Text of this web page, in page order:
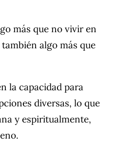
más que no vivir en
algo más que
la capacidad para
diversas, lo que
y espiritualmente,